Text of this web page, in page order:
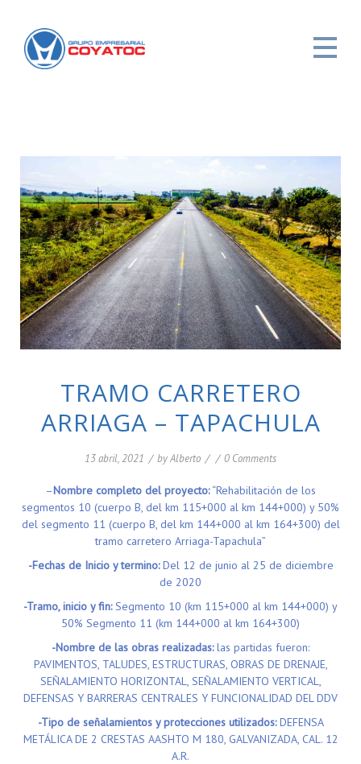
TRAMO CARRETERO
ARRIAGA – TAPACHULA
13 abril, 2021 / byAlberto / / 0 Comments
–Nombre completo del proyecto:“Rehabilitación de los
segmentos 10 (cuerpo B, del km 115+000 al km 144+000) y 50%
del segmento 11 (cuerpo B, del km 144+000 al km 164+300) del
tramo carretero Arriaga-Tapachula”
-Fechas de Inicio y termino:Del 12 de junio al 25 de diciembre
de 2020
-Tramo, inicio y fin:Segmento 10 (km 115+000 al km 144+000) y
50% Segmento 11 (km 144+000 al km 164+300)
-Nombre de las obras realizadas:las partidas fueron:
PAVIMENTOS, TALUDES, ESTRUCTURAS, OBRAS DE DRENAJE,
SEÑALAMIENTO HORIZONTAL, SEÑALAMIENTO VERTICAL,
DEFENSAS Y BARRERAS CENTRALES Y FUNCIONALIDAD DEL DDV
-Tipo de señalamientos y protecciones utilizados:DEFENSA
METÁLICA DE 2 CRESTAS AASHTO M 180, GALVANIZADA, CAL. 12
A.R.